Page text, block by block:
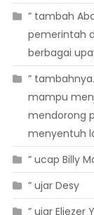
” tambah
pemerintah
berbagai
”
mampu
mendorong
menyentuh
” ucap Billy
” ujar Desy
” ujar Eliezer